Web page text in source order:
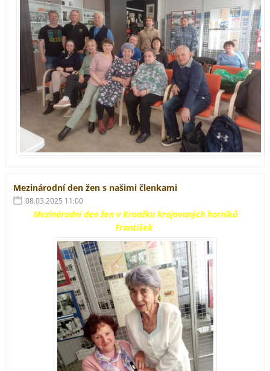
Mezinárodní den žen s našimi členkami
08.03.2025 11:00
Mezinárodní den žen v Kroužku krojovaných horníků
František